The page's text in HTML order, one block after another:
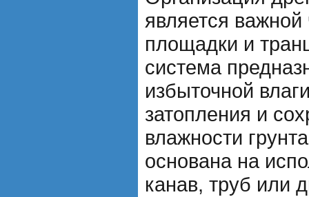
является важной
площадки и
система
избыточной
затопления и
влажности
основана на
канав, труб или